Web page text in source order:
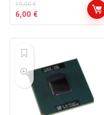
19,00€
Le
prix
19,00 €.
6,00 €Le
prix